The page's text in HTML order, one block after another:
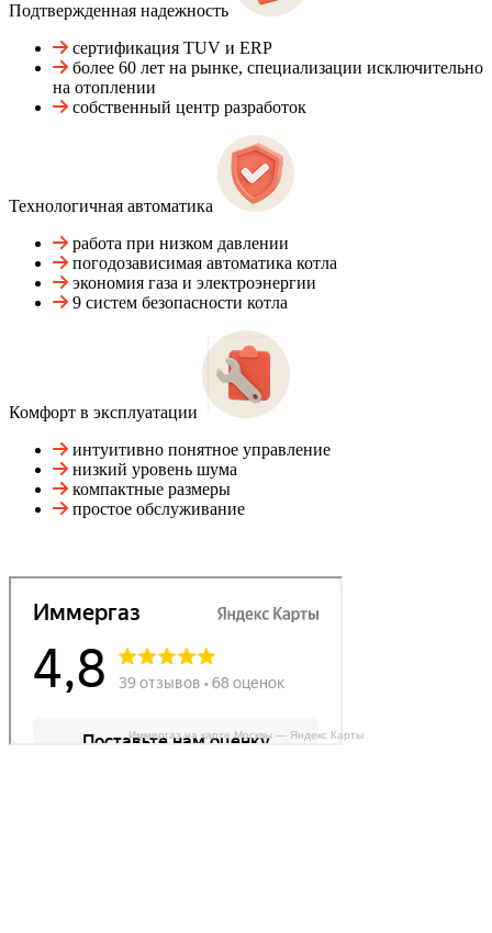
Подтвержденная надежность
сертификация TUV и ERP
более 60 лет на рынке, специализации исключительно
на отоплении
собственный центр разработок
Технологичная автоматика
работа при низком давлении
погодозависимая автоматика котла
экономия газа и электроэнергии
9 систем безопасности котла
Комфорт в эксплуатации
интуитивно понятное управление
низкий уровень шума
компактные размеры
простое обслуживание
Иммергаз на карте Москвы — Яндекс Карты